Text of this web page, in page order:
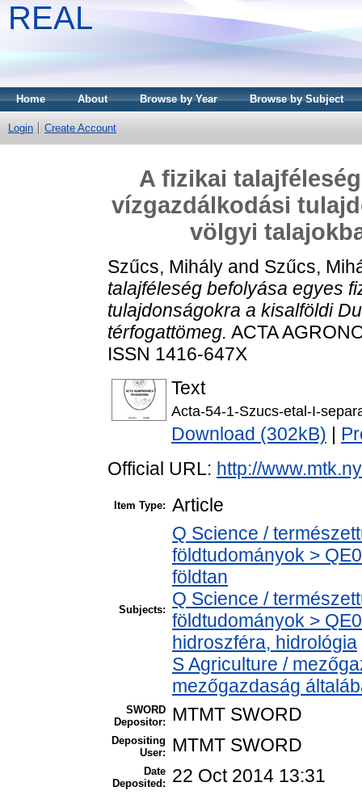
REAL
Home About Browse by Year Browse by Subject
Login Create Account
A fizikai
vízgazdálkodási
völgyi
Szűcs, Mihály and Szűcs,
talajféleség befolyása egyes
tulajdonságokra a kisalföldi
térfogattömeg. ACTA
ISSN 1416-647X
Text
Acta-54-1-Szucs-etal-I-
Download (302kB)
Official URL: http://
Item Type: Article
Subjects:
Q Science /
földtudományok >
földtan
Q Science /
földtudományok >
hidroszféra, hidrológia
S Agriculture /
mezőgazdaság
SWORD
Depositor:
MTMT SWORD
Depositing
User:
MTMT SWORD
Date
Deposited:
22 Oct 2014 13:31